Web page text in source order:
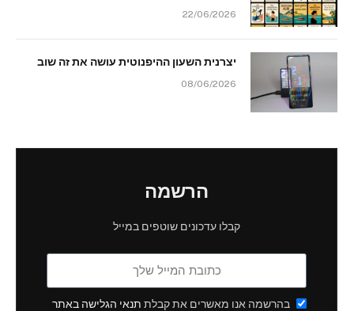
22/06/2026
יצרנית השעון ההיפנוטית עושה את זה שוב
08/06/2026
הרשמה
קבלו עדכונים שוטפים במייל
בהרשמה אנו מאשרים את קבלת תנאי הגלישה באתר